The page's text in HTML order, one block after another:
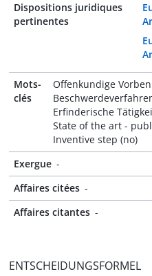
Dispositions juridiques
pertinentes
Mots-
clés
Offenkundige
Erfinderische
State of the art -
Inventive step (no)
Exergue -
Affaires citées -
Affaires citantes -
ENTSCHEIDUNGSFORMEL